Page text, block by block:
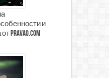
и
prava0.com